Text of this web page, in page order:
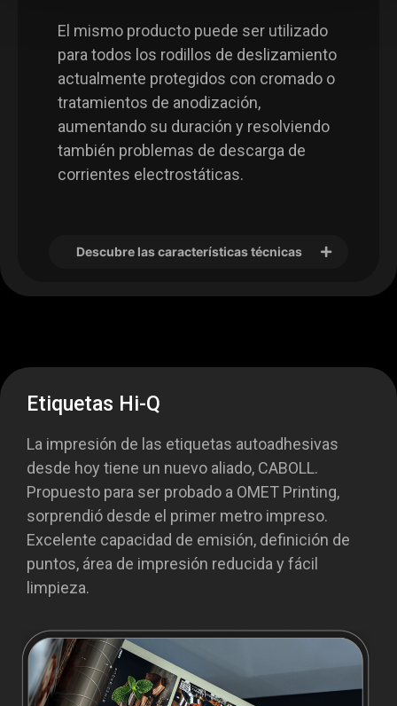
El mismo producto puede ser utilizado
para todos los rodillos de deslizamiento
actualmente protegidos con cromado o
tratamientos de anodización,
aumentando su duración y resolviendo
también problemas de descarga de
corrientes electrostáticas.
Descubre las características técnicas
Etiquetas Hi-Q
La impresión de las etiquetas autoadhesivas
desde hoy tiene un nuevo aliado, CABOLL.
Propuesto para ser probado a OMET Printing,
sorprendió desde el primer metro impreso.
Excelente capacidad de emisión, definición de
puntos, área de impresión reducida y fácil
limpieza.